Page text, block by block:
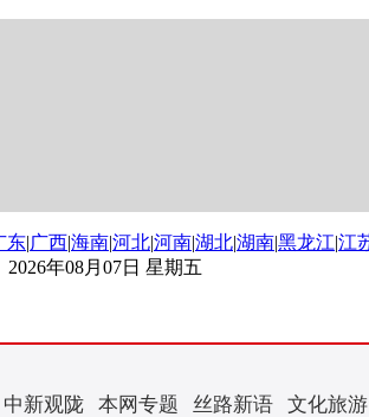
东|广西|海南|河北|河南|湖北|湖南|黑龙江|江
2026年08月07日 星期五
中新观陇 本网专题 丝路新语 文化旅游